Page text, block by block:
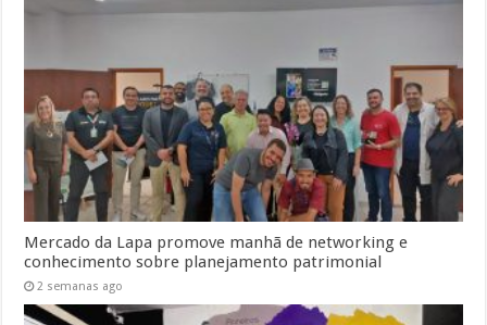
Mercado da Lapa promove manhã de networking e
conhecimento sobre planejamento patrimonial
2 semanas ago